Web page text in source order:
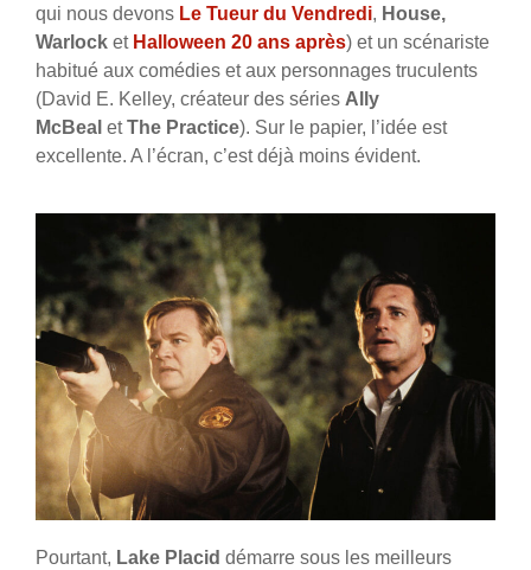
qui nous devons Le Tueur du Vendredi, House,
Warlock et Halloween 20 ans après) et un scénariste
habitué aux comédies et aux personnages truculents
(David E. Kelley, créateur des séries Ally
McBeal etThe Practice). Sur le papier, l’idée est
excellente. A l’écran, c’est déjà moins évident.
Pourtant, Lake Placid démarre sous les meilleurs